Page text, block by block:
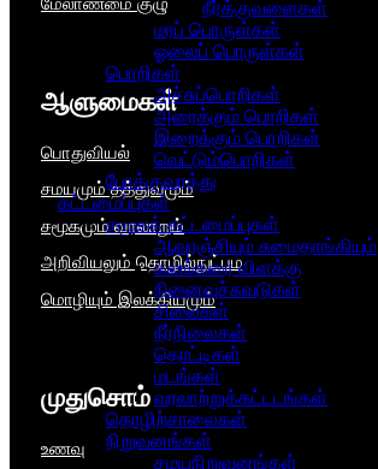
நீர்க்குவளைகள்
மரப் பொருள்கள்
ஓலைப் பொருள்கள்
பொறிகள்
அச்சுப்பொறிகள்
அரைக்கும் பொறிகள்
இறைக்கும் பொறிகள்
வெட்டும்பொறிகள்
போக்குவரத்து
கட்டமைப்புகள்
சமூகக் கட்டமைப்புகள்
ஆவுரஞ்சியும் சுமைதாங்கியும்
கலங்கரை விளக்கு
நினைவுச்சுவடுகள்
சிலைகள்
நீர்நிலைகள்
தொட்டிகள்
மடங்கள்
வரலாற்றுக்கட்டடங்கள்
தொழிற்சாலைகள்
நிறுவனங்கள்
சமயநிறுவனங்கள்
ஆளுமைகள்​
பொதுவியல்
சமயமும் தத்துவமும்
சமூகமும் வரலாறும்
அறிவியலும் தொழில்நுட்பம
மொழியும் இலக்கியமும்
முதுசொம்
உணவு